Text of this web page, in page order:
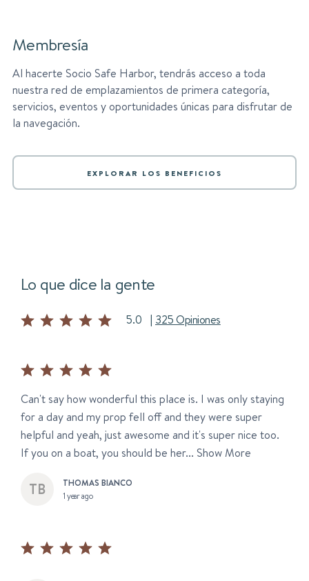
Membresía
Al hacerte Socio Safe Harbor, tendrás acceso a toda
nuestra red de emplazamientos de primera categoría,
servicios, eventos y oportunidades únicas para disfrutar de
la navegación.
EXPLORAR LOS BENEFICIOS
Lo que dice la gente
5.0 | 325 Opiniones
Can't say how wonderful this place is. I was only staying
for a day and my prop fell off and they were super
helpful and yeah, just awesome and it's super nice too.
If you on a boat, you should be her... Show More
THOMAS BIANCO
1 year ago